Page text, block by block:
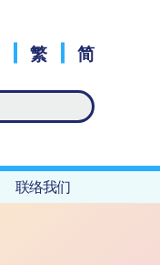
繁 简
联络我们